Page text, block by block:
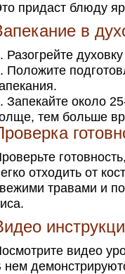
придаст блюду
в
Разогрейте
Положите
Запекайте около
тем больше
отходить от
травами и
видео
нем